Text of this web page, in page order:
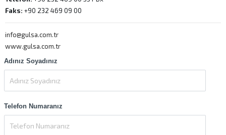
Faks: +90 232 469 09 00
info@gulsa.com.tr
www.gulsa.com.tr
Adınız Soyadınız
Telefon Numaranız